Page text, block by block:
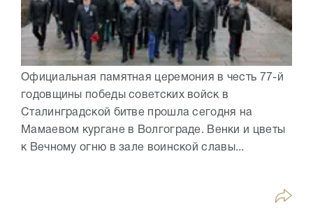
Официальная памятная церемония в честь 77-й
годовщины победы советских войск в
Сталинградской битве прошла сегодня на
Мамаевом кургане в Волгограде. Венки и цветы
к Вечному огню в зале воинской славы...